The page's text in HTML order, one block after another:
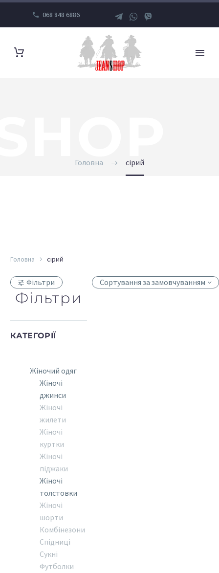
068 848 6886
Головна сірий
Головна сірий
Фільтри
Фільтри
КАТЕГОРІЇ
Жіночий одяг
Жіночі
джинси
Жіночі
жилети
Жіночі
куртки
Жіночі
піджаки
Жіночі
толстовки
Жіночі
шорти
Комбінезони
Спідниці
Сукні
Футболки
Сортування за замовчуванням